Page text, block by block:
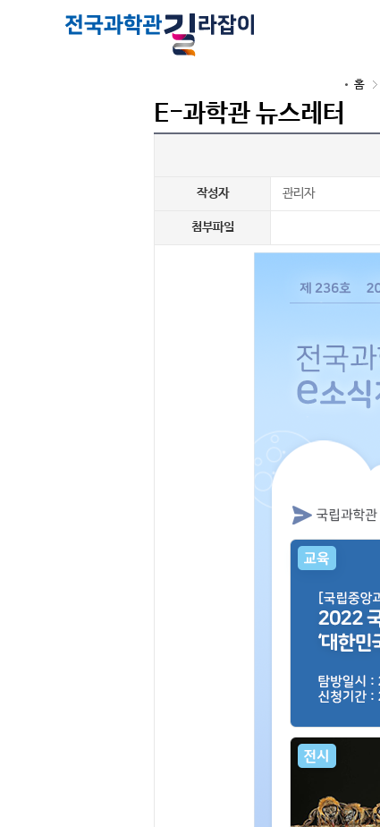
홈
E-과학관 뉴스레터
작성자 관리자
첨부파일